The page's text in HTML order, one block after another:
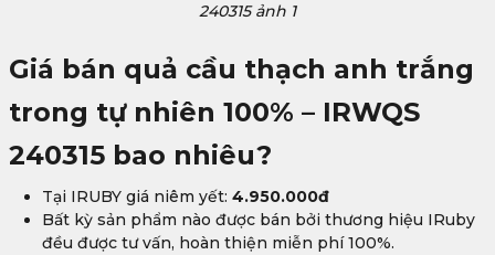
240315 ảnh 1
Giá bán quả cầu thạch anh trắng
trong tự nhiên 100% – IRWQS
240315 bao nhiêu?
Tại IRUBY giá niêm yết: 4.950.000đ
Bất kỳ sản phẩm nào được bán bởi thương hiệu IRuby
đều được tư vấn, hoàn thiện miễn phí 100%.